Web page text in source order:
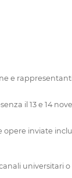
e
il 13 e 14
inviate
universitari